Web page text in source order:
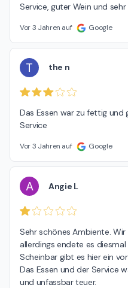
Service, guter Wein und sehr
Vor 3 Jahren auf Google
T the n
Das Essen war zu fettig und
Service
Vor 3 Jahren auf Google
A Angie L
Sehr schönes Ambiente.
allerdings endete es
Scheinbar gibt es hier ein
Das Essen und der Service
und unfassbar teuer.